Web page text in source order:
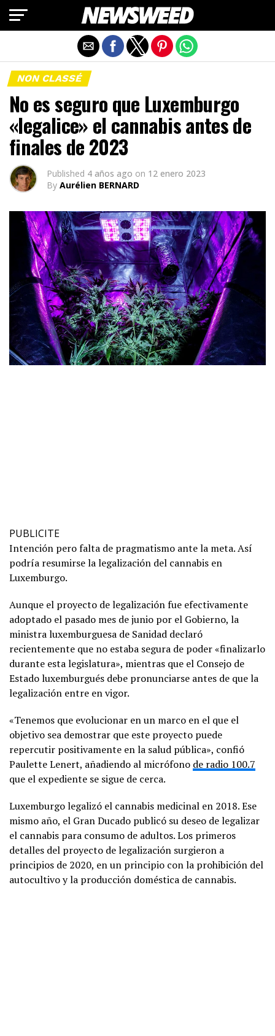
NON CLASSÉ
No es seguro que Luxemburgo
«legalice» el cannabis antes de
finales de 2023
Published 4 años ago on 12 enero 2023
By Aurélien BERNARD
PUBLICITE
Intención pero falta de pragmatismo ante la meta. Así
podría resumirse la legalización del cannabis en
Luxemburgo.
Aunque el proyecto de legalización fue efectivamente
adoptado el pasado mes de junio por el Gobierno, la
ministra luxemburguesa de Sanidad declaró
recientemente que no estaba segura de poder «finalizarlo
durante esta legislatura», mientras que el Consejo de
Estado luxemburgués debe pronunciarse antes de que la
legalización entre en vigor.
«Tenemos que evolucionar en un marco en el que el
objetivo sea demostrar que este proyecto puede
repercutir positivamente en la salud pública», confió
Paulette Lenert, añadiendo al micrófono de radio 100.7
que el expediente se sigue de cerca.
Luxemburgo legalizó el cannabis medicinal en 2018. Ese
mismo año, el Gran Ducado publicó su deseo de legalizar
el cannabis para consumo de adultos. Los primeros
detalles del proyecto de legalización surgieron a
principios de 2020, en un principio con la prohibición del
autocultivo y la producción doméstica de cannabis.
Salir de la versión móvil